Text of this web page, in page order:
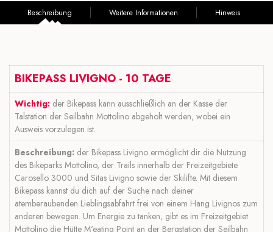
Beschreibung Weitere Informationen Hinweis
BIKEPASS LIVIGNO - 10 TAGE
Wichtig: der Bikepass kann ausschließlich an der Kasse der
Talstation der Seilbahn Mottolino abgeholt werden, wobei ein
Ausweis vorzulegen ist.
Beschreibung: der Bikepass Livigno ermöglicht dir die Nutzung
des Bikeparks Mottolino, der Trails innerhalb der Freizeitgebiete
Carosello 3000 und Sitas Livigno sowie der Skilifte. Mit diesem
Bikepass kannst du dich auf der Suche nach deiner
atemberaubenden Lieblingsabfahrt frei von einem Hang Livignos zum
anderen bewegen. Um Energie zu tanken, gibt es im Freizeitgebiet
Mottolino die Hütte M'eating Point an der Bergstation der Seilbahn